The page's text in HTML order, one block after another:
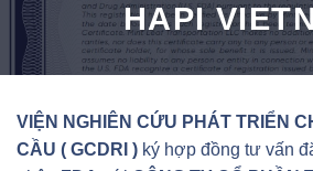
HAPI
VIỆN NGHIÊN CỨU PHÁT TRIỂN
CẦU ( GCDRI ) ký hợp đồng tư vấn